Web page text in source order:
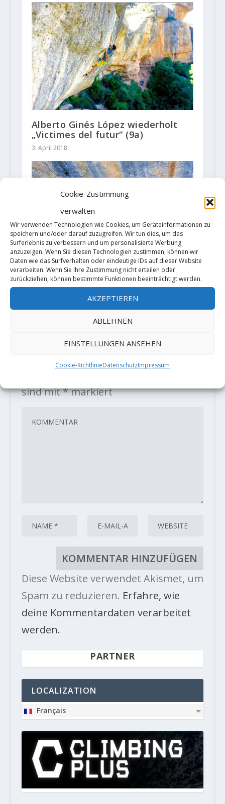
Cookie-Zustimmung
verwalten
Wir verwenden Technologien wie Cookies, um Geräteinformationen zu
speichern und/oder darauf zuzugreifen. Wir tun dies, um das
Surferlebnis zu verbessern und um personalisierte Werbung
anzuzeigen. Wenn Sie diesen Technologien zustimmen, können wir
Daten wie das Surfverhalten oder eindeutige IDs auf dieser Website
verarbeiten. Wenn Sie Ihre Zustimmung nicht erteilen oder
zurückziehen, können bestimmte Funktionen beeinträchtigt werden.
AKZEPTIEREN
ABLEHNEN
EINSTELLUNGEN ANSEHEN
Cookie-RichtlinieDatenschutzImpressum
Alberto Ginés López wiederholt
„Victimes del futur“ (9a)
3. April 2018
Seb Bouin klettert „Realization“
Deine E-Mail-Adresse wird nicht
sind mit*markiert
Diese Website verwendet Akismet, um
Spam zu reduzieren. Erfahre, wie
deine Kommentardaten verarbeitet
werden.
PARTNER
LOCALIZATION
Français